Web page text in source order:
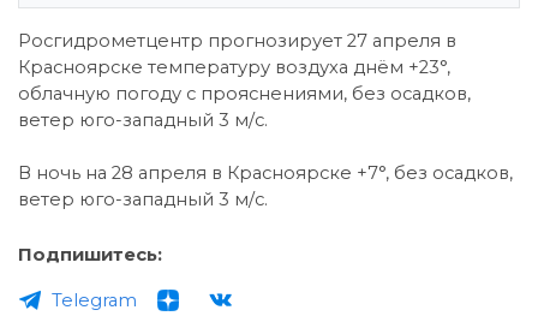
Росгидрометцентр прогнозирует 27 апреля в
Красноярске температуру воздуха днём +23°,
облачную погоду с прояснениями, без осадков,
ветер юго-западный 3 м/с.
В ночь на 28 апреля в Красноярске +7°, без осадков,
ветер юго-западный 3 м/с.
Подпишитесь:
Telegram